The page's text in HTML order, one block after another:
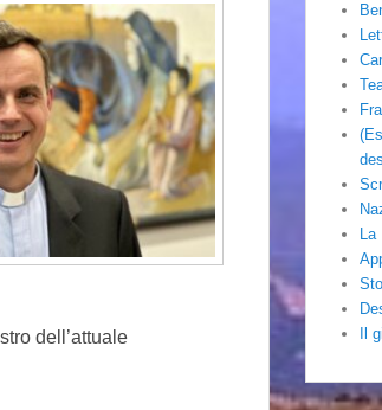
dell’attuale
La
Il